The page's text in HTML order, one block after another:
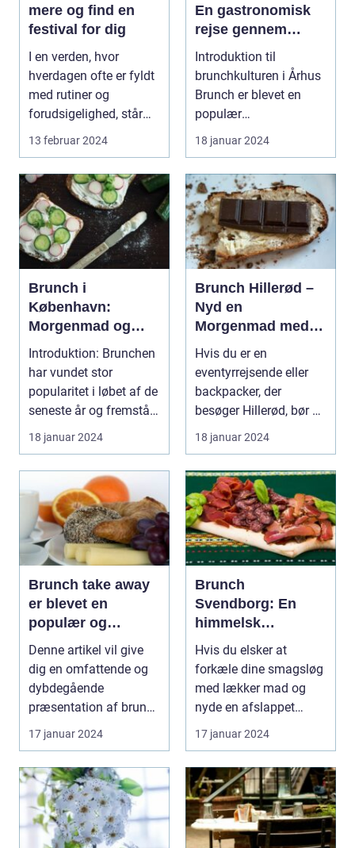
mere og find en
festival for dig
I en verden, hvor
hverdagen ofte er fyldt
med rutiner og
forudsigelighed, står
festivaler som farver...
13 februar 2024
En gastronomisk
rejse gennem
byens bedste
morgenmadsspot
Introduktion til
brunchkulturen i Århus
Brunch er blevet en
populær
spiseoplevelse, der
kombinerer ...
18 januar 2024
Brunch i
København:
Morgenmad og
frokost i perfekt
harmoni
Introduktion: Brunchen
har vundet stor
popularitet i løbet af de
seneste år og fremstår
som en perfe...
18 januar 2024
Brunch Hillerød –
Nyd en
Morgenmad med
Et Twist
Hvis du er en
eventyrrejsende eller
backpacker, der
besøger Hillerød, bør du
ikke gå glip af byens
18 januar 2024
Brunch take away
er blevet en
populær og
praktisk måde at
nyde en lækker
brunchoplevelse
på, uanset hvor
man befinder sig
Denne artikel vil give
dig en omfattende og
dybdegående
præsentation af brunch
take away og de vigti...
17 januar 2024
Brunch
Svendborg: En
himmelsk
oplevelse i hjertet
af Danmark
Hvis du elsker at
forkæle dine smagsløg
med lækker mad og
nyde en afslappet
atmosfære, så er
brunch ...
17 januar 2024